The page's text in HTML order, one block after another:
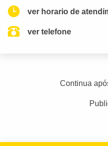
ver horario de
ver telefone
Continua